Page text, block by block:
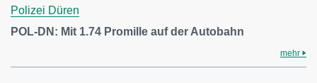
Polizei Düren
POL-DN: Mit 1.74 Promille auf der Autobahn
mehr